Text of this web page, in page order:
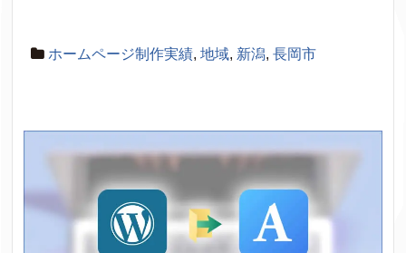
ホームページ制作実績,地域, 新潟,長岡市